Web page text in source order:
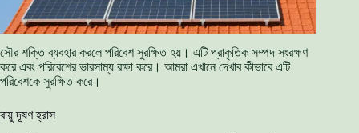
সৌর শক্তি ব্যবহার করলে পরিবেশ সুরক্ষিত হয়। এটি প্রাকৃতিক সম্পদ সংরক্ষণ
করে এবং পরিবেশের ভারসাম্য রক্ষা করে। আমরা এখানে দেখাব কীভাবে এটি
পরিবেশকে সুরক্ষিত করে।
বায়ু দূষণ হ্রাস